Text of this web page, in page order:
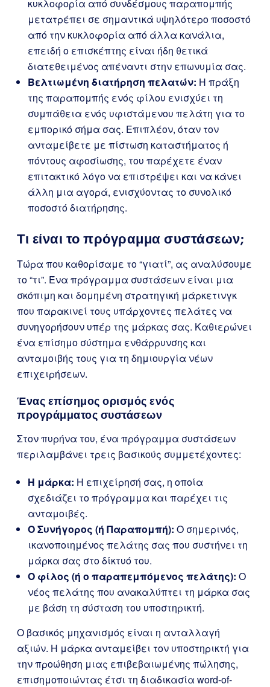
κυκλοφορία από συνδέσμους παραπομπής
μετατρέπει σε σημαντικά υψηλότερο ποσοστό
από την κυκλοφορία από άλλα κανάλια,
επειδή ο επισκέπτης είναι ήδη θετικά
διατεθειμένος απέναντι στην επωνυμία σας.
Βελτιωμένη διατήρηση πελατών: Η πράξη
της παραπομπής ενός φίλου ενισχύει τη
συμπάθεια ενός υφιστάμενου πελάτη για το
εμπορικό σήμα σας. Επιπλέον, όταν τον
ανταμείβετε με πίστωση καταστήματος ή
πόντους αφοσίωσης, του παρέχετε έναν
επιτακτικό λόγο να επιστρέψει και να κάνει
άλλη μια αγορά, ενισχύοντας το συνολικό
ποσοστό διατήρησης.
Τι είναι το πρόγραμμα συστάσεων;
Τώρα που καθορίσαμε το “γιατί”, ας αναλύσουμε
το “τι”. Ένα πρόγραμμα συστάσεων είναι μια
σκόπιμη και δομημένη στρατηγική μάρκετινγκ
που παρακινεί τους υπάρχοντες πελάτες να
συνηγορήσουν υπέρ της μάρκας σας. Καθιερώνει
ένα επίσημο σύστημα ενθάρρυνσης και
ανταμοιβής τους για τη δημιουργία νέων
επιχειρήσεων.
Ένας επίσημος ορισμός ενός
προγράμματος συστάσεων
Στον πυρήνα του, ένα πρόγραμμα συστάσεων
περιλαμβάνει τρεις βασικούς συμμετέχοντες:
Η μάρκα: Η επιχείρησή σας, η οποία
σχεδιάζει το πρόγραμμα και παρέχει τις
ανταμοιβές.
Ο Συνήγορος (ή Παραπομπή): Ο σημερινός,
ικανοποιημένος πελάτης σας που συστήνει τη
μάρκα σας στο δίκτυό του.
Ο φίλος (ή ο παραπεμπόμενος πελάτης): Ο
νέος πελάτης που ανακαλύπτει τη μάρκα σας
με βάση τη σύσταση του υποστηρικτή.
Ο βασικός μηχανισμός είναι η ανταλλαγή
αξιών. Η μάρκα ανταμείβει τον υποστηρικτή για
την προώθηση μιας επιβεβαιωμένης πώλησης,
επισημοποιώντας έτσι τη διαδικασία word-of-